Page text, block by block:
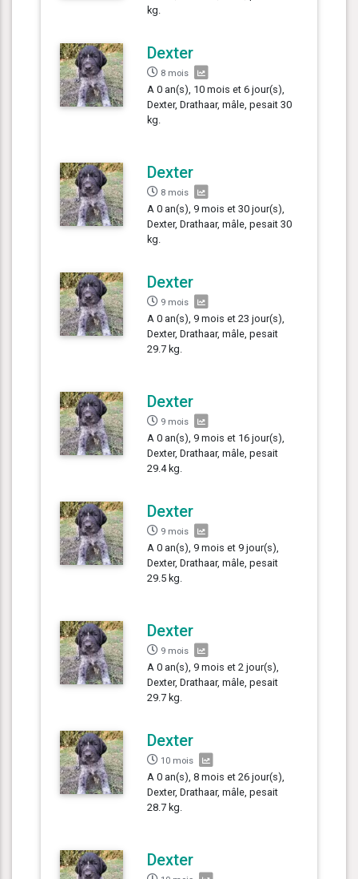
kg.
Dexter
8 mois
A 0 an(s), 10 mois et 6 jour(s),
Dexter, Drathaar, mâle, pesait 30
kg.
Dexter
8 mois
A 0 an(s), 9 mois et 30 jour(s),
Dexter, Drathaar, mâle, pesait 30
kg.
Dexter
9 mois
A 0 an(s), 9 mois et 23 jour(s),
Dexter, Drathaar, mâle, pesait
29.7 kg.
Dexter
9 mois
A 0 an(s), 9 mois et 16 jour(s),
Dexter, Drathaar, mâle, pesait
29.4 kg.
Dexter
9 mois
A 0 an(s), 9 mois et 9 jour(s),
Dexter, Drathaar, mâle, pesait
29.5 kg.
Dexter
9 mois
A 0 an(s), 9 mois et 2 jour(s),
Dexter, Drathaar, mâle, pesait
29.7 kg.
Dexter
10 mois
A 0 an(s), 8 mois et 26 jour(s),
Dexter, Drathaar, mâle, pesait
28.7 kg.
Dexter